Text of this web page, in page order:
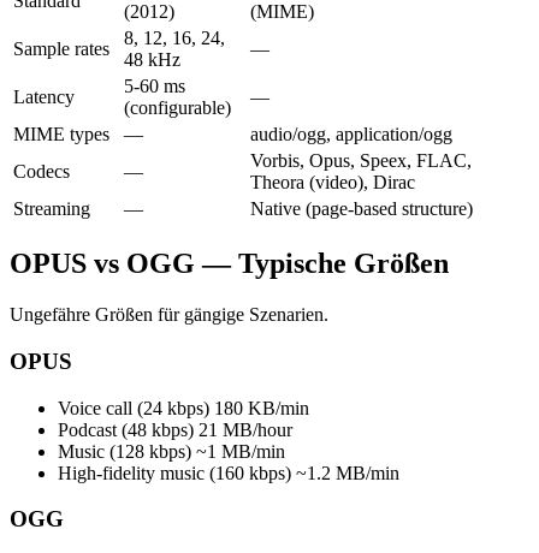
(2012)
(MIME)
Sample rates
8, 12, 16, 24,
48 kHz
—
Latency
5-60 ms
(configurable)
—
MIME types
—
audio/ogg, application/ogg
Codecs
—
Vorbis, Opus, Speex, FLAC,
Theora (video), Dirac
Streaming
— Native (page-based structure)
OPUS vs OGG — Typische Größen
Ungefähre Größen für gängige Szenarien.
OPUS
Voice call (24 kbps) 180 KB/min
Podcast (48 kbps) 21 MB/hour
Music (128 kbps) ~1 MB/min
High-fidelity music (160 kbps) ~1.2 MB/min
OGG